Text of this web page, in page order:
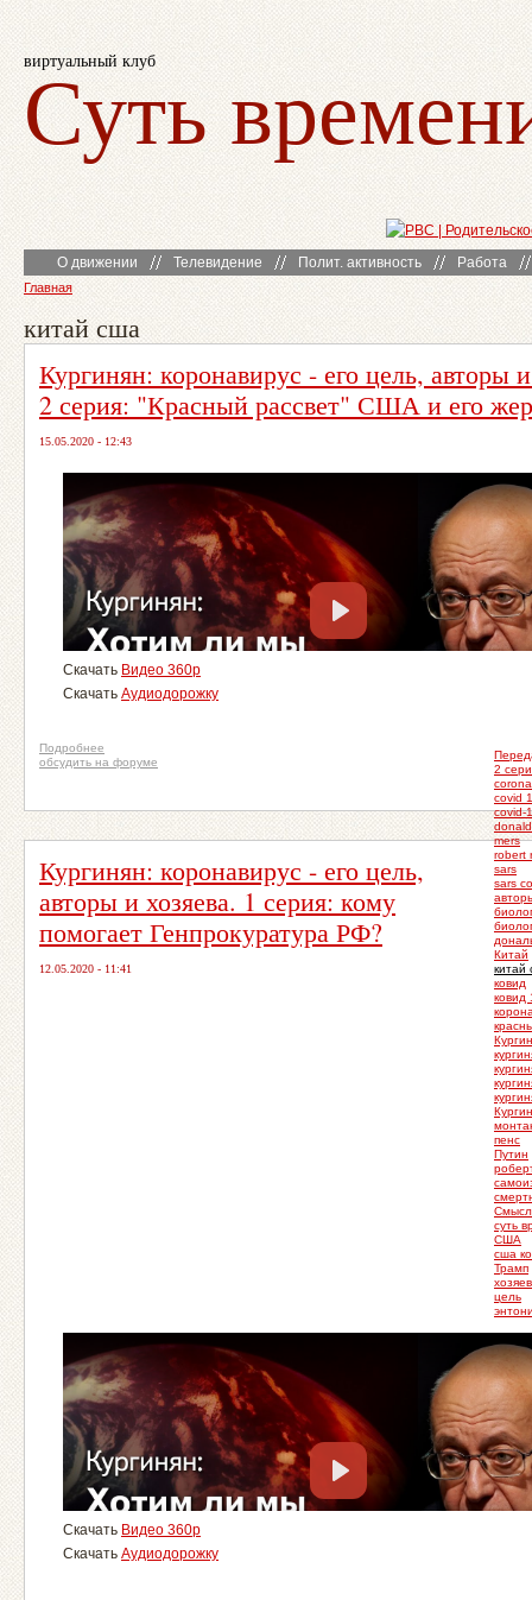
виртуальный клуб
Суть
О движении Телевидение Полит. активность Работа
Главная
китай сша
Кургинян: коронавирус - его цель, авторы
2 серия: "Красный рассвет" США и его
15.05.2020 - 12:43
Скачать Видео 360p
Скачать Аудиодорожку
2
covid
covid-
mers
robert
sars
sars
Китай
китай
ковид
ковид
пенс
Путин
суть
США
сша
Трамп
цель
Подробнее
обсудить на форуме
Кургинян: коронавирус - его цель,
авторы и хозяева. 1 серия: кому
помогает Генпрокуратура РФ?
12.05.2020 - 11:41
Скачать Видео 360p
Скачать Аудиодорожку